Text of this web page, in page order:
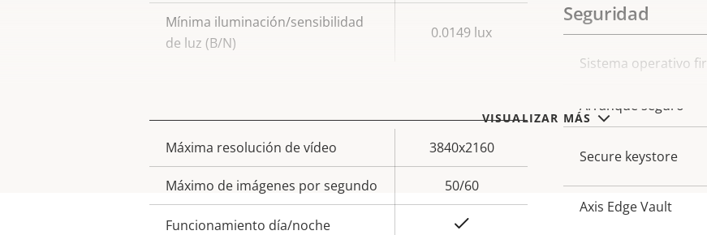
VISUALIZAR MÁS
Mínima iluminación/sensibilidad
de luz (B/N)
0.0149 lux
Descripción
de
propiedad
Valor de
propiedad
Máxima resolución de vídeo 3840x2160
Máximo de imágenes por segundo 50/60
Funcionamiento día/noche
propiedad
Seguridad
Descripción
propiedad
Sistema operativo
Arranque seguro
Secure keystore
Axis Edge Vault